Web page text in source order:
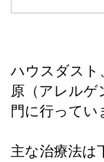
ハウスダスト
原（アレルゲ
門に行ってい
主な治療法は